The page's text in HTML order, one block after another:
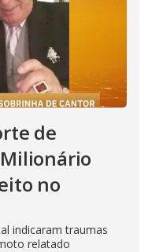
de
no
indicaram traumas
relatado